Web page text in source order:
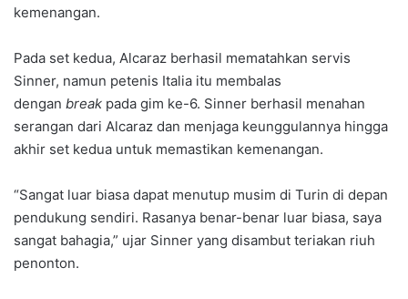
kemenangan.
Pada set kedua, Alcaraz berhasil mematahkan servis
Sinner, namun petenis Italia itu membalas
dengan break pada gim ke-6. Sinner berhasil menahan
serangan dari Alcaraz dan menjaga keunggulannya hingga
akhir set kedua untuk memastikan kemenangan.
“Sangat luar biasa dapat menutup musim di Turin di depan
pendukung sendiri. Rasanya benar-benar luar biasa, saya
sangat bahagia,” ujar Sinner yang disambut teriakan riuh
penonton.